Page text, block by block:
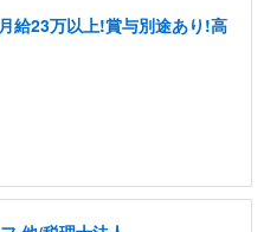
給23万以上!賞与別途あり!高